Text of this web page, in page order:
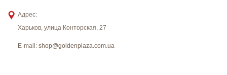
Адрес:
Харьков, улица Конторская, 27
E-mail: shop@goldenplaza.com.ua